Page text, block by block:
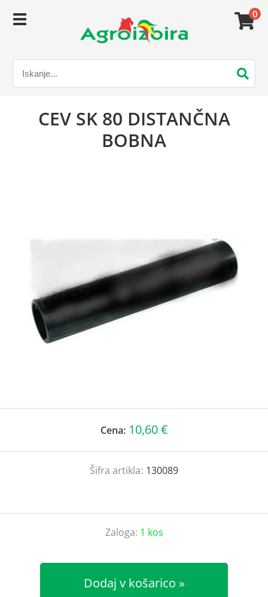
0
CEV SK 80 DISTANČNA
BOBNA
Cena: 10,60 €
Šifra artikla: 130089
Zaloga: 1 kos
Dodaj v košarico